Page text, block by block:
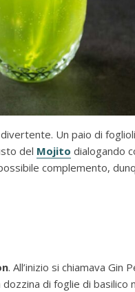
Un paio di
del Mojito dialogando
complemento,
. All’inizio si chiamava Gin
di foglie di basilico